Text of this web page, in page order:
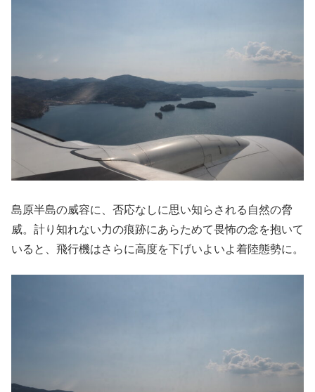
島原半島の威容に、否応なしに思い知らされる自然の脅
威。計り知れない力の痕跡にあらためて畏怖の念を抱いて
いると、飛行機はさらに高度を下げいよいよ着陸態勢に。